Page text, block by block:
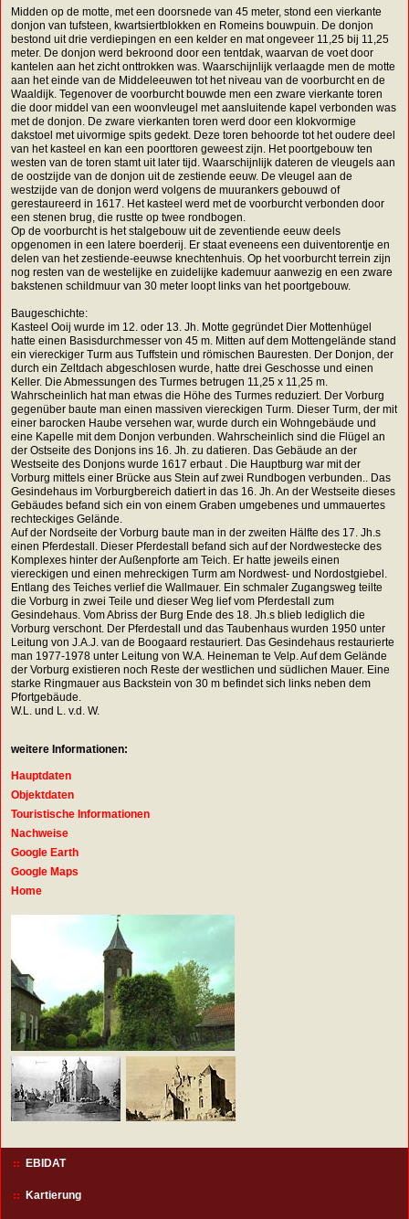
Midden op de motte, met een doorsnede van 45 meter, stond een vierkante
donjon van tufsteen, kwartsiertblokken en Romeins bouwpuin. De donjon
bestond uit drie verdiepingen en een kelder en mat ongeveer 11,25 bij 11,25
meter. De donjon werd bekroond door een tentdak, waarvan de voet door
kantelen aan het zicht onttrokken was. Waarschijnlijk verlaagde men de motte
aan het einde van de Middeleeuwen tot het niveau van de voorburcht en de
Waaldijk. Tegenover de voorburcht bouwde men een zware vierkante toren
die door middel van een woonvleugel met aansluitende kapel verbonden was
met de donjon. De zware vierkanten toren werd door een klokvormige
dakstoel met uivormige spits gedekt. Deze toren behoorde tot het oudere deel
van het kasteel en kan een poorttoren geweest zijn. Het poortgebouw ten
westen van de toren stamt uit later tijd. Waarschijnlijk dateren de vleugels aan
de oostzijde van de donjon uit de zestiende eeuw. De vleugel aan de
westzijde van de donjon werd volgens de muurankers gebouwd of
gerestaureerd in 1617. Het kasteel werd met de voorburcht verbonden door
een stenen brug, die rustte op twee rondbogen.
Op de voorburcht is het stalgebouw uit de zeventiende eeuw deels
opgenomen in een latere boerderij. Er staat eveneens een duiventorentje en
delen van het zestiende-eeuwse knechtenhuis. Op het voorburcht terrein zijn
nog resten van de westelijke en zuidelijke kademuur aanwezig en een zware
bakstenen schildmuur van 30 meter loopt links van het poortgebouw.
Baugeschichte:
Kasteel Ooij wurde im 12. oder 13. Jh. Motte gegründet Dier Mottenhügel
hatte einen Basisdurchmesser von 45 m. Mitten auf dem Mottengelände stand
ein viereckiger Turm aus Tuffstein und römischen Bauresten. Der Donjon, der
durch ein Zeltdach abgeschlosen wurde, hatte drei Geschosse und einen
Keller. Die Abmessungen des Turmes betrugen 11,25 x 11,25 m.
Wahrscheinlich hat man etwas die Höhe des Turmes reduziert. Der Vorburg
gegenüber baute man einen massiven viereckigen Turm. Dieser Turm, der mit
einer barocken Haube versehen war, wurde durch ein Wohngebäude und
eine Kapelle mit dem Donjon verbunden. Wahrscheinlich sind die Flügel an
der Ostseite des Donjons ins 16. Jh. zu datieren. Das Gebäude an der
Westseite des Donjons wurde 1617 erbaut . Die Hauptburg war mit der
Vorburg mittels einer Brücke aus Stein auf zwei Rundbogen verbunden.. Das
Gesindehaus im Vorburgbereich datiert in das 16. Jh. An der Westseite dieses
Gebäudes befand sich ein von einem Graben umgebenes und ummauertes
rechteckiges Gelände.
Auf der Nordseite der Vorburg baute man in der zweiten Hälfte des 17. Jh.s
einen Pferdestall. Dieser Pferdestall befand sich auf der Nordwestecke des
Komplexes hinter der Außenpforte am Teich. Er hatte jeweils einen
viereckigen und einen mehreckigen Turm am Nordwest- und Nordostgiebel.
Entlang des Teiches verlief die Wallmauer. Ein schmaler Zugangsweg teilte
die Vorburg in zwei Teile und dieser Weg lief vom Pferdestall zum
Gesindehaus. Vom Abriss der Burg Ende des 18. Jh.s blieb lediglich die
Vorburg verschont. Der Pferdestall und das Taubenhaus wurden 1950 unter
Leitung von J.A.J. van de Boogaard restauriert. Das Gesindehaus restaurierte
man 1977-1978 unter Leitung von W.A. Heineman te Velp. Auf dem Gelände
der Vorburg existieren noch Reste der westlichen und südlichen Mauer. Eine
starke Ringmauer aus Backstein von 30 m befindet sich links neben dem
Pfortgebäude.
W.L. und L. v.d. W.
weitere Informationen:
Hauptdaten
Objektdaten
Touristische Informationen
Nachweise
Google Earth
Google Maps
Home
EBIDAT
Kartierung